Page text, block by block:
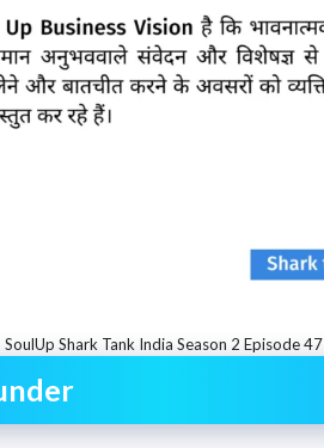
SoulUp Shark Tank India Season 2 Episode 47